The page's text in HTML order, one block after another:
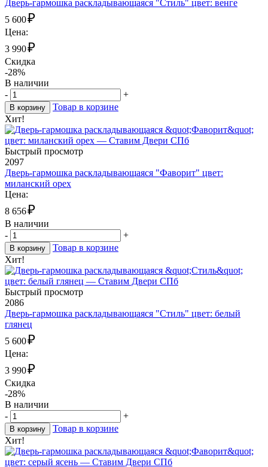
Дверь-гармошка раскладывающаяся "Стиль" цвет: венге
5 600₽
Цена:
3 990₽
Скидка
-28%
В наличии
-
+
В корзину
Товар в корзине
Хит!
Быстрый просмотр
2097
Дверь-гармошка раскладывающаяся "Фаворит" цвет:
миланский орех
Цена:
8 656₽
В наличии
-
+
В корзину
Товар в корзине
Хит!
Быстрый просмотр
2086
Дверь-гармошка раскладывающаяся "Стиль" цвет: белый
глянец
5 600₽
Цена:
3 990₽
Скидка
-28%
В наличии
-
+
В корзину
Товар в корзине
Хит!